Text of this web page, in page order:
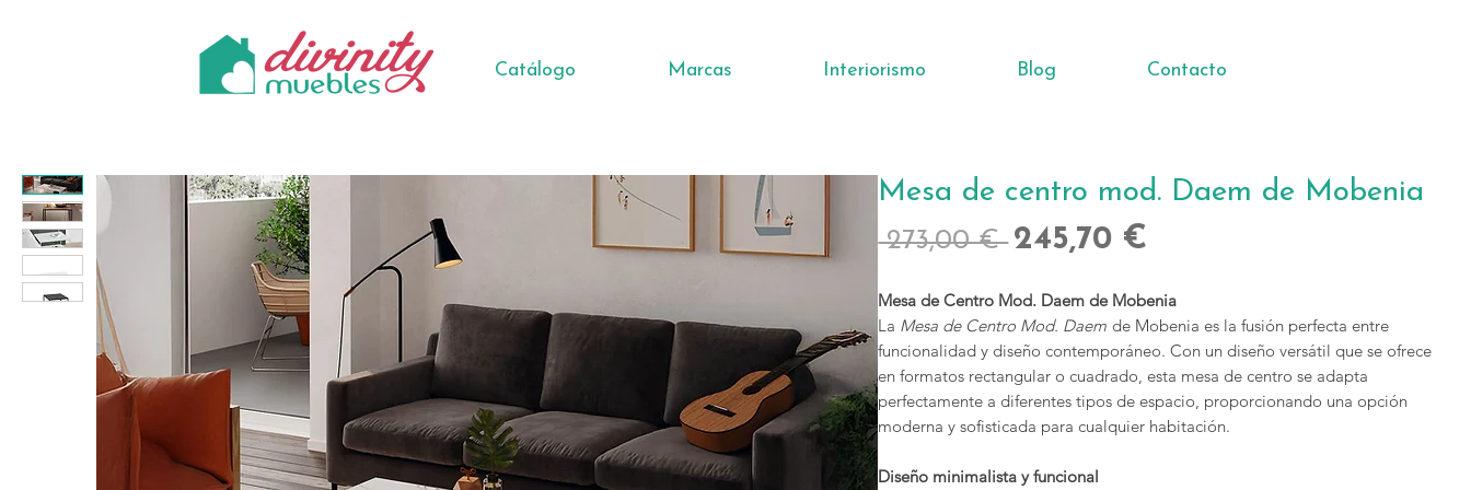
Catálogo Marcas Interiorismo Blog Contacto
Mesa de centro mod. Daem de Mobenia
273,00 € Precio
245,70 €
oferta
Mesa de Centro Mod. Daem de Mobenia
La Mesa de Centro Mod. Daem de Mobenia es la fusión perfecta entre
funcionalidad y diseño contemporáneo. Con un diseño versátil que se ofrece
en formatos rectangular o cuadrado, esta mesa de centro se adapta
perfectamente a diferentes tipos de espacio, proporcionando una opción
moderna y sofisticada para cualquier habitación.
Diseño minimalista y funcional